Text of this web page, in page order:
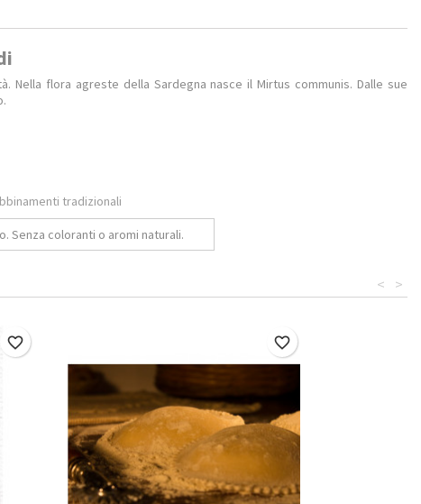
flora agreste della Sardegna nasce il Mirtus communis. Dalle sue
tradizionali
Senza coloranti o aromi naturali.
>
<
favorite_border favorite_border